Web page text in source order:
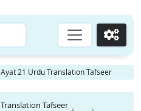
Go
21 Urdu Translation Tafseer
Tafseer